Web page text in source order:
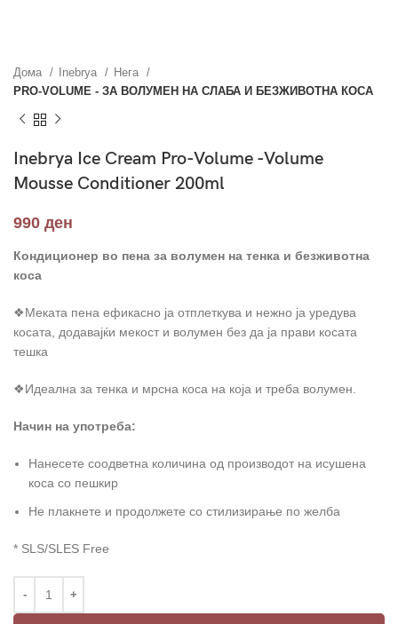
Дома Inebrya
Нега
PRO-VOLUME - ЗА ВОЛУМЕН НА СЛАБА И БЕЗЖИВОТНА КОСА
Inebrya Ice Cream Pro-Volume -Volume
Mousse Conditioner 200ml
990 ден
Кондиционер во пена за волумен на тенка и безживотна
коса
❖Меката пена ефикасно ја отплеткува и нежно ја уредува
косата, додавајќи мекост и волумен без да ја прави косата
тешка
❖Идеална за тенка и мрсна коса на која и треба волумен.
Начин на употреба:
Нанесете соодветна количина од производот на исушена
коса со пешкир
Не плакнете и продолжете со стилизирање по желба
* SLS/SLES Free